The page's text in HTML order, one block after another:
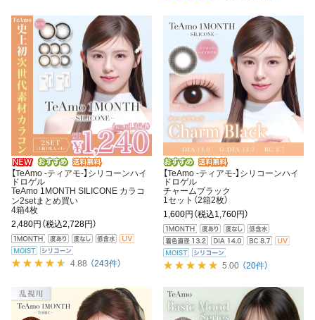
【TeAmo -ティアモ-】シリコーンハイ
ドロゲル
TeAmo 1MONTH SILICONE カラコ
ン2setまとめ買い
4箱4枚
2,480円 （税込2,728円）
4.88 （243件）
【TeAmo -ティアモ-】シリコーンハイ
ドロゲル
チャームブラック
1セット（2箱2枚）
1,600円 （税込1,760円）
5.00 （20件）